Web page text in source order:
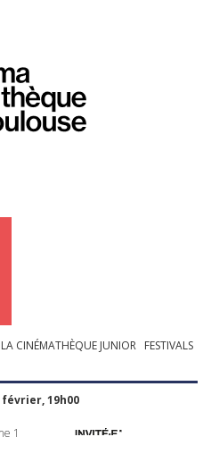
LA CINÉMATHÈQUE JUNIOR FESTIVALS
19h00
1